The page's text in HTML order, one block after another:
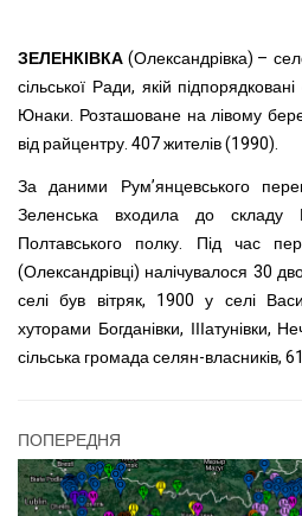
ЗЕЛЕНКІВКА(Олександрівка) –
сільської Ради, якій
Юнаки. Розташоване на лівому
від райцентру. 407 жителів (1990).
За даними Рум’янцевського
Зеленська входила до складу
Полтавського полку. Під час
(Олександрівці) налічувалося 30
селі був вітряк, 1900 у селі
хуторами Богданівки, ІІІатунівки,
сільська громада селян-власників,
ПОПЕРЕДНЯ